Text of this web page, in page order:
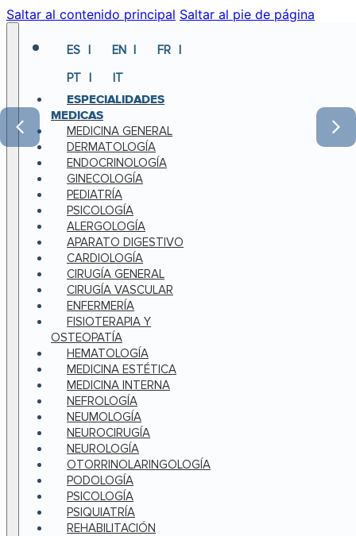
Saltar al contenido principal Saltar al pie de página
ES EN
FR
PT
IT
ESPECIALIDADES
MEDICAS
MEDICINA GENERAL
DERMATOLOGÍA
ENDOCRINOLOGÍA
GINECOLOGÍA
PEDIATRÍA
PSICOLOGÍA
ALERGOLOGÍA
APARATO DIGESTIVO
CARDIOLOGÍA
CIRUGÍA GENERAL
CIRUGÍA VASCULAR
ENFERMERÍA
FISIOTERAPIA Y
OSTEOPATÍA
HEMATOLOGÍA
MEDICINA ESTÉTICA
MEDICINA INTERNA
NEFROLOGÍA
NEUMOLOGÍA
NEUROCIRUGÍA
NEUROLOGÍA
OTORRINOLARINGOLOGÍA
PODOLOGÍA
PSICOLOGÍA
PSIQUIATRÍA
REHABILITACIÓN